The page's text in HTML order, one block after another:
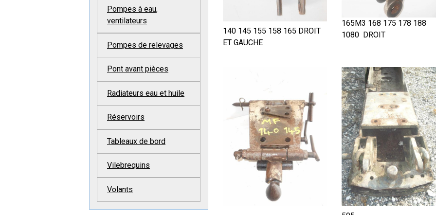
140 145 155 158 165 DROIT
ET GAUCHE
165M3 168 175 178 188
1080 DROIT
Pompes à eau,
ventilateurs
Pompes de relevages
Pont avant pièces
Radiateurs eau et huile
Réservoirs
Tableaux de bord
Vilebrequins
Volants